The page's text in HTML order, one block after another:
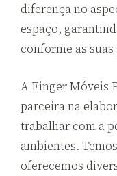
diferença no
espaço,
conforme as
A Finger Móveis
parceira na
trabalhar com a
ambientes.
oferecemos